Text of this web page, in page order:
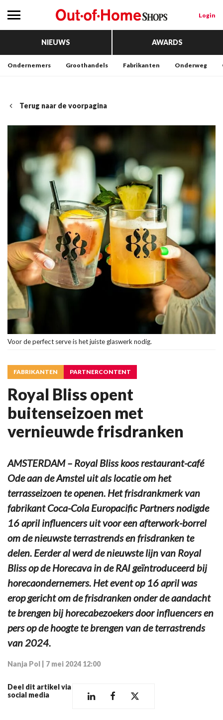
Login
NIEUWS AWARDS
Ondernemers Groothandels Fabrikanten Onderweg
Terug naar de voorpagina
Voor de perfect serve is het juiste glaswerk nodig.
FABRIKANTEN PARTNERCONTENT
Royal Bliss opent
buitenseizoen met
vernieuwde frisdranken
AMSTERDAM – Royal Bliss koos restaurant-café
Ode aan de Amstel uit als locatie om het
terrasseizoen te openen. Het frisdrankmerk van
fabrikant Coca-Cola Europacific Partners nodigde
16 april influencers uit voor een afterwork-borrel
om de nieuwste terrastrends en frisdranken te
delen. Eerder al werd de nieuwste lijn van Royal
Bliss op de Horecava in de RAI geïntroduceerd bij
horecaondernemers. Het event op 16 april was
erop gericht om de frisdranken onder de aandacht
te brengen bij horecabezoekers door influencers en
pers op de hoogte te brengen van de terrastrends
van 2024.
Nanja Pol 7 mei 2024 12:00
Deel dit artikel via
social media